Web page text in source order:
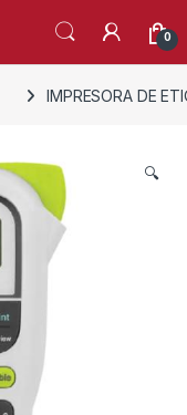
0
IMPRESORA DE
🔍